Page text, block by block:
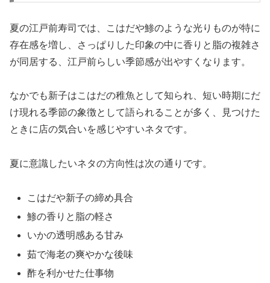
夏の江戸前寿司では、こはだや鯵のような光りものが特に
存在感を増し、さっぱりした印象の中に香りと脂の複雑さ
が同居する、江戸前らしい季節感が出やすくなります。
なかでも新子はこはだの稚魚として知られ、短い時期にだ
け現れる季節の象徴として語られることが多く、見つけた
ときに店の気合いを感じやすいネタです。
夏に意識したいネタの方向性は次の通りです。
こはだや新子の締め具合
鯵の香りと脂の軽さ
いかの透明感ある甘み
茹で海老の爽やかな後味
酢を利かせた仕事物